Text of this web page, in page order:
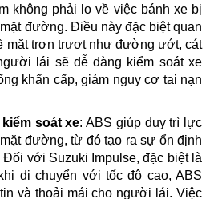
không phải lo về việc bánh xe bị
đường. Điều này đặc biệt quan
mặt trơn trượt như đường ướt, cát
lái sẽ dễ dàng kiểm soát xe
khẩn cấp, giảm nguy cơ tai nạn
soát xe: ABS giúp duy trì lực
đường, từ đó tạo ra sự ổn định
Đối với Suzuki Impulse, đặc biệt là
di chuyển với tốc độ cao, ABS
và thoải mái cho người lái. Việc